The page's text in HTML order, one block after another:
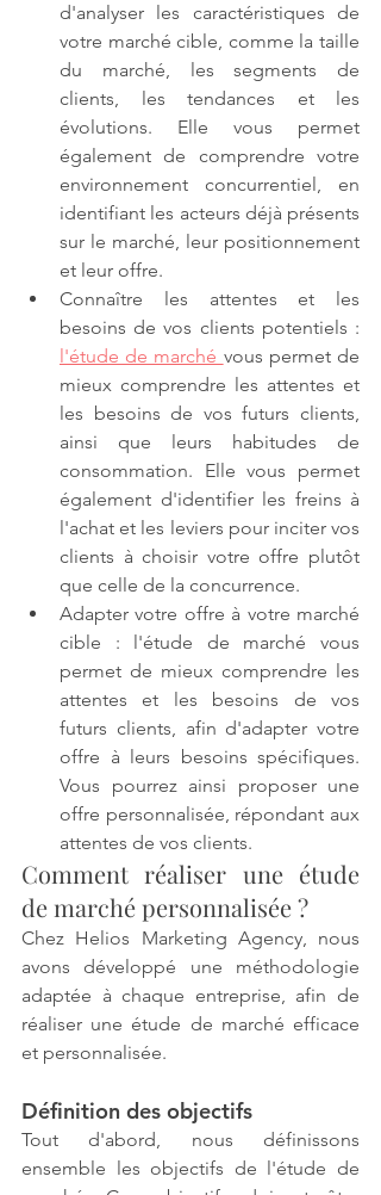
d'analyser les caractéristiques de
votre marché cible, comme la taille
du marché, les segments de
clients, les tendances et les
évolutions. Elle vous permet
également de comprendre votre
environnement concurrentiel, en
identifiant les acteurs déjà présents
sur le marché, leur positionnement
et leur offre.
Connaître les attentes et les
l'étude de marché vous permet de
mieux comprendre les attentes et
les besoins de vos futurs clients,
ainsi que leurs habitudes de
consommation. Elle vous permet
également d'identifier les freins à
l'achat et les leviers pour inciter vos
clients à choisir votre offre plutôt
que celle de la concurrence.
Adapter votre offre à votre marché
cible : l'étude de marché vous
permet de mieux comprendre les
attentes et les besoins de vos
futurs clients, afin d'adapter votre
offre à leurs besoins spécifiques.
Vous pourrez ainsi proposer une
offre personnalisée, répondant aux
attentes de vos clients.
Comment réaliser une étude
de marché personnalisée ?
Chez Helios Marketing Agency, nous
avons développé une méthodologie
adaptée à chaque entreprise, afin de
réaliser une étude de marché efficace
et personnalisée.
Définition des objectifs
Tout d'abord, nous définissons
ensemble les objectifs de l'étude de